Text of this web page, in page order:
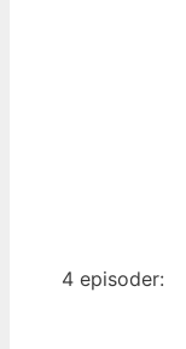
4 episoder: